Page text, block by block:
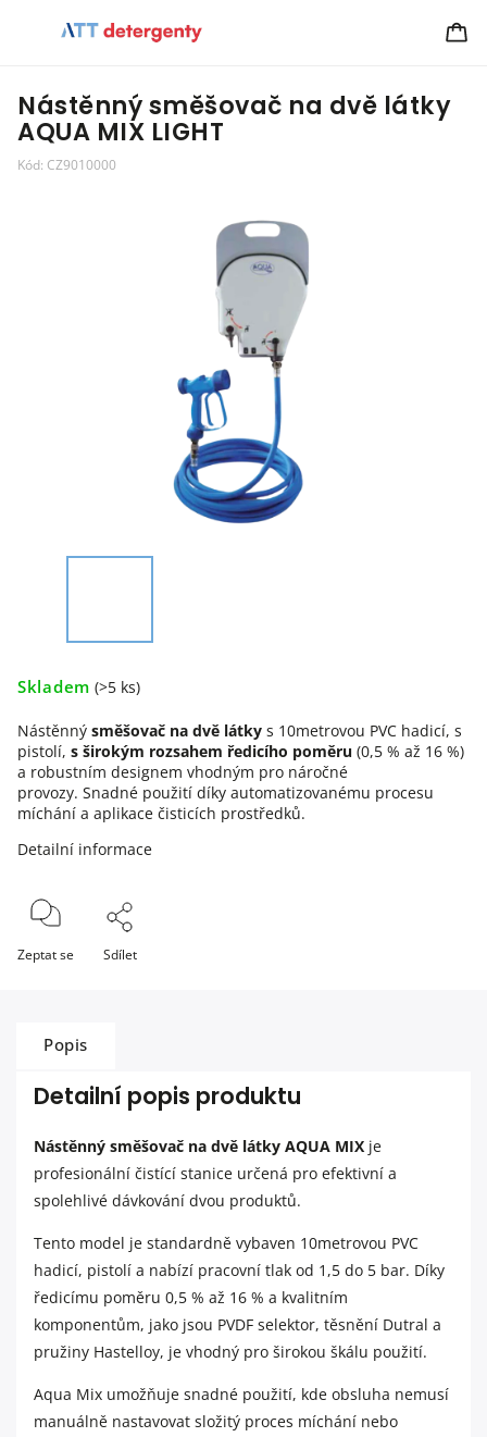
Nástěnný směšovač na dvě látky
AQUA MIX LIGHT
Kód: CZ9010000
Skladem (>5 ks)
Nástěnný směšovač na dvě látky s 10metrovou PVC hadicí, s
pistolí, s širokým rozsahem ředicího poměru (0,5 % až 16 %)
a robustním designem vhodným pro náročné
provozy. Snadné použití díky automatizovanému procesu
míchání a aplikace čisticích prostředků.
Detailní informace
Zeptat se Sdílet
Popis
Detailní popis produktu
Nástěnný směšovač na dvě látky AQUA MIX je
profesionální čistící stanice určená pro efektivní a
spolehlivé dávkování dvou produktů.
Tento model je standardně vybaven 10metrovou PVC
hadicí, pistolí a nabízí pracovní tlak od 1,5 do 5 bar. Díky
ředicímu poměru 0,5 % až 16 % a kvalitním
komponentům, jako jsou PVDF selektor, těsnění Dutral a
pružiny Hastelloy, je vhodný pro širokou škálu použití.
Aqua Mix umožňuje snadné použití, kde obsluha nemusí
manuálně nastavovat složitý proces míchání nebo